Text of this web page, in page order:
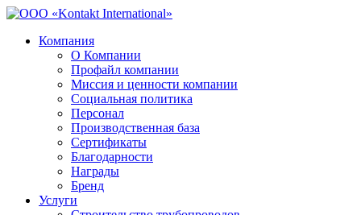
Компания
О Компании
Профайл компании
Миссия и ценности компании
Социальная политика
Персонал
Производственная база
Сертификаты
Благодарности
Награды
Бренд
Услуги